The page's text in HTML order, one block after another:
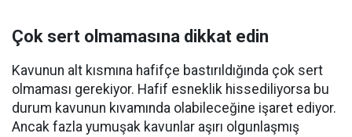
Çok sert olmamasına dikkat edin
Kavunun alt kısmına hafifçe bastırıldığında çok sert
olmaması gerekiyor. Hafif esneklik hissediliyorsa bu
durum kavunun kıvamında olabileceğine işaret ediyor.
Ancak fazla yumuşak kavunlar aşırı olgunlaşmış